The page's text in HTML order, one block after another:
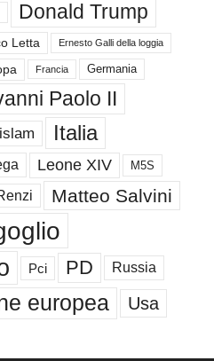
Donald Trump
Letta Ernesto Galli della loggia
Francia Germania
Paolo II
islam Italia
Leone XIV M5S
Matteo Salvini
Pci PD Russia
europea Usa